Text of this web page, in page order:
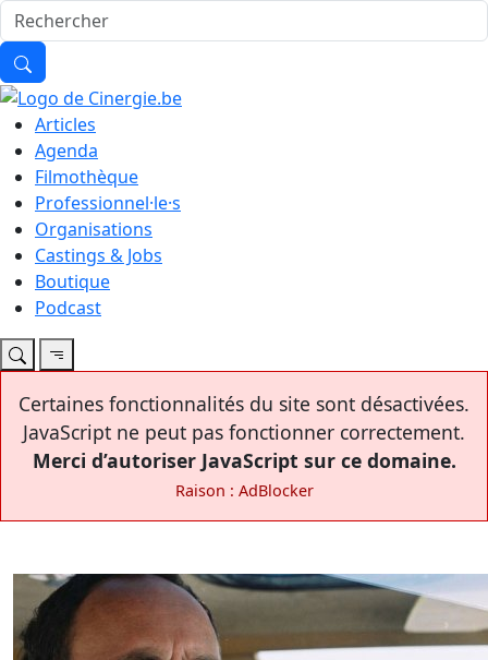
Articles
Agenda
Filmothèque
Professionnel·le·s
Organisations
Castings & Jobs
Boutique
Podcast
Certaines fonctionnalités du site sont désactivées.
JavaScript ne peut pas fonctionner correctement.
Merci d’autoriser JavaScript sur ce domaine.
Raison : AdBlocker